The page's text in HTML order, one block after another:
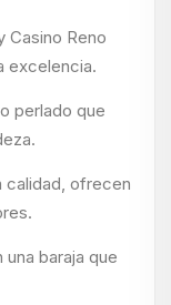
Casino Reno
excelencia.
perlado que
calidad, ofrecen
baraja que